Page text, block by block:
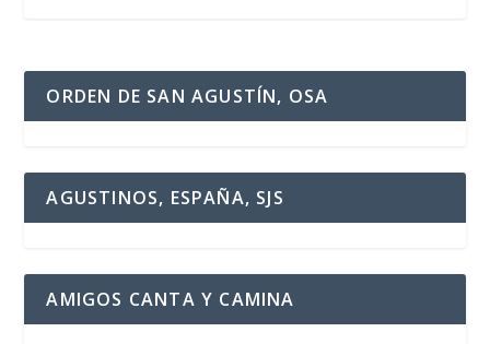
ORDEN DE SAN AGUSTÍN, OSA
AGUSTINOS, ESPAÑA, SJS
AMIGOS CANTA Y CAMINA